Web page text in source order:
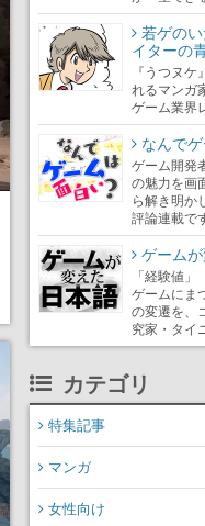
若ゲの
イターの
『うつヌ
れるマンガ
ゲーム業界
なんで
ゲーム開発
の魅力を画
ら解き明か
評論連載で
ゲーム
「経験値
ゲームにま
の変遷を、
究家・タイ
カテゴリ
特集記事
マンガ
女性向け